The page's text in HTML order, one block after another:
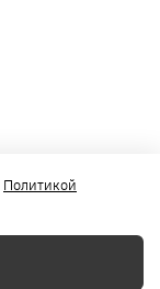
Политикой